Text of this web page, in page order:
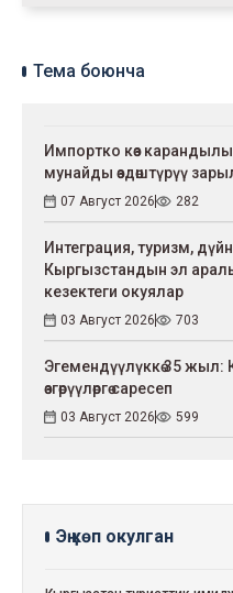
Тема боюнча
Импортко көз
мунайды өздөштүрүү
07 Август 2026 282
Интеграция, туризм,
Кыргызстандын эл
кезектеги окуялар
03 Август 2026 703
Эгемендүүлүккө 35 жыл:
өзгөрүүлөргө саресеп
03 Август 2026 599
Эң көп окулган